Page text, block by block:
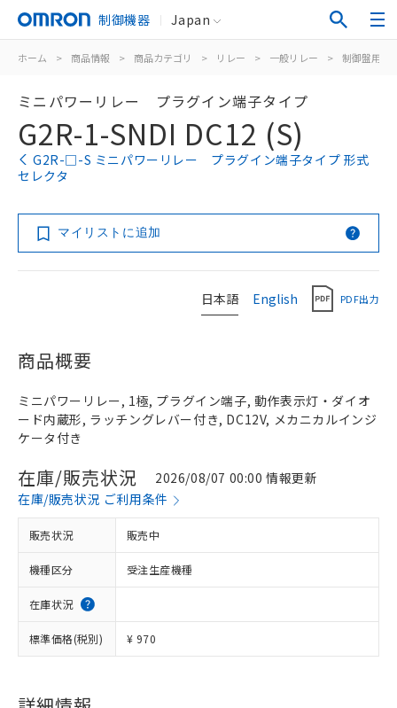
制御機器 Japan
ホーム > 商品情報 > 商品カテゴリ > リレー > 一般リレー > 制御盤用
ミニパワーリレー プラグイン端子タイプ
G2R-1-SNDI DC12 (S)
G2R-□-S ミニパワーリレー プラグイン端子タイプ 形式
セレクタ
マイリストに追加
日本語 English PDF出力
商品概要
ミニパワーリレー, 1極, プラグイン端子, 動作表示灯・ダイオ
ード内蔵形, ラッチングレバー付き, DC12V, メカニカルインジ
ケータ付き
在庫/販売状況
2026/08/07 00:00 情報更新
在庫/販売状況 ご利用条件
販売状況 販売中
機種区分 受注生産機種
在庫状況
標準価格(税別) ¥ 970